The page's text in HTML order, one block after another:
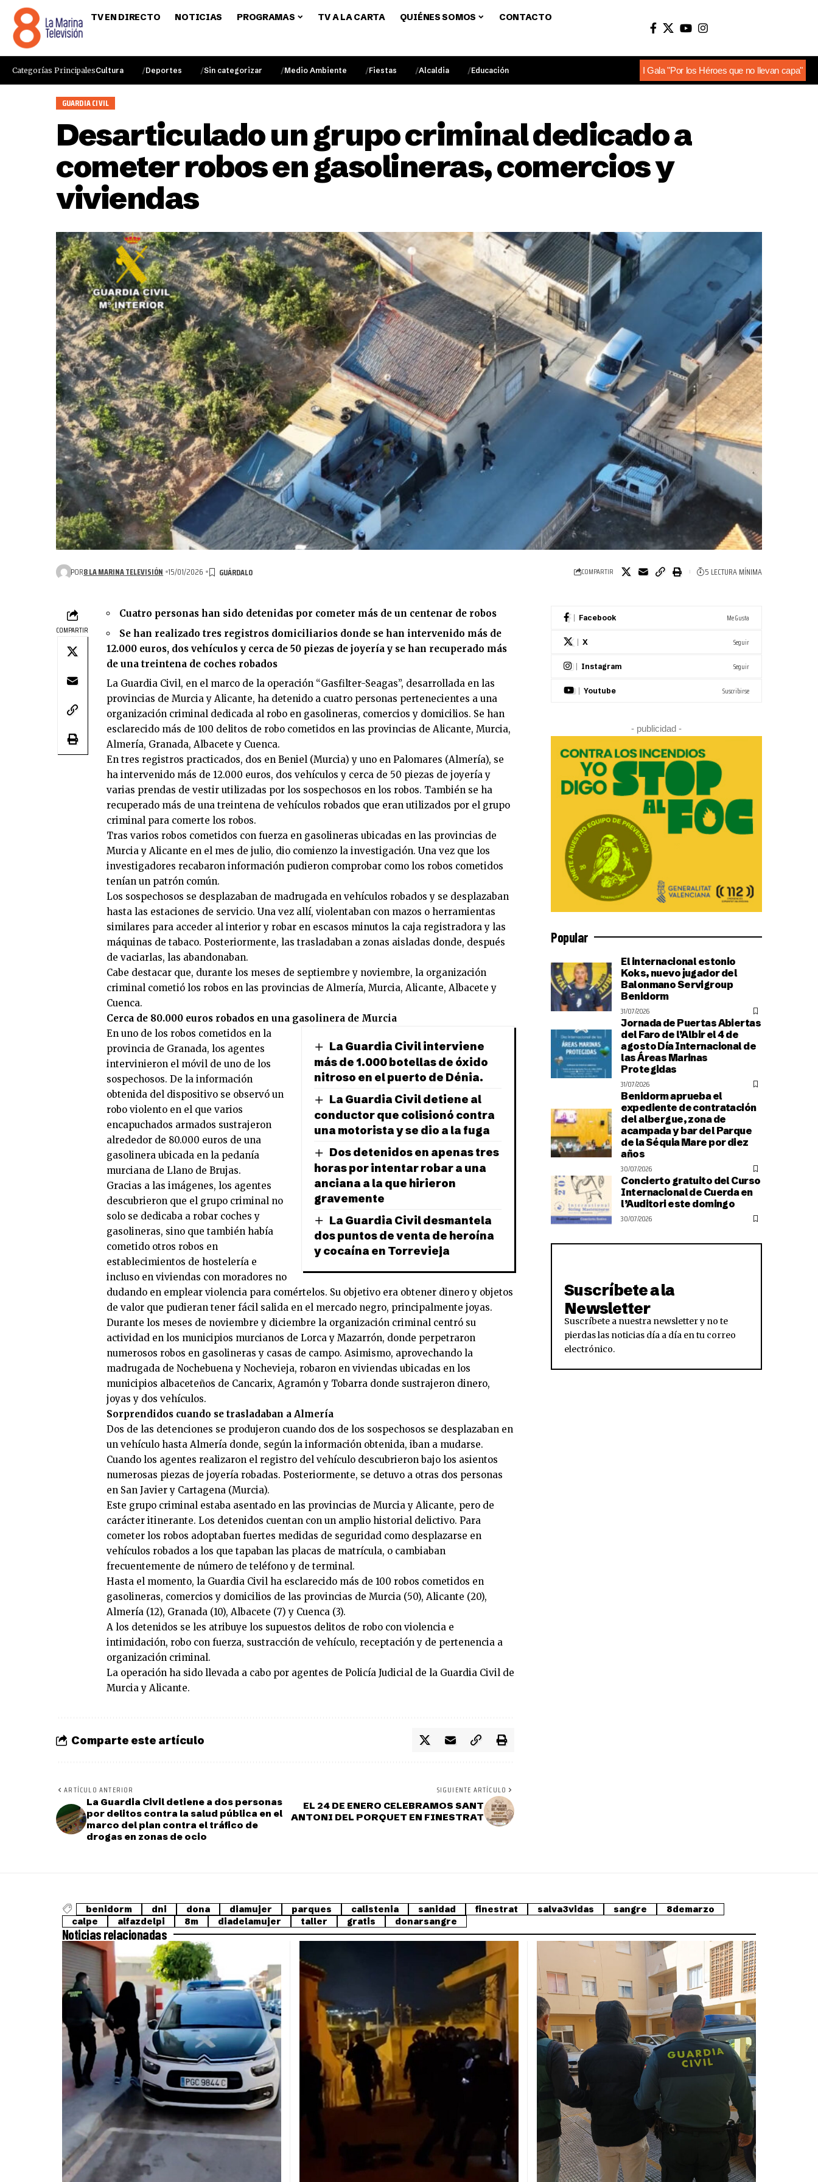
TV EN DIRECTO NOTICIAS PROGRAMAS TV A LA CARTA QUIÉNES SOMOS CONTACTO
Categorías PrincipalesCultura Deportes Sin categorizar Medio Ambiente Fiestas Alcaldia Educación I Gala "Por los Héroes que no llevan capa"
GUARDIA CIVIL
Desarticulado un grupo criminal dedicado a
cometer robos en gasolineras, comercios y
viviendas
POR8 LA MARINA TELEVISIÓN 15/01/2026 COMPARTIR 5 LECTURA MÍNIMA
COMPARTIR
Cuatro personas han sido detenidas por cometer más de un centenar de robos
Se han realizado tres registros domiciliarios donde se han intervenido más de
12.000 euros, dos vehículos y cerca de 50 piezas de joyería y se han recuperado más
de una treintena de coches robados
La Guardia Civil, en el marco de la operación “Gasfilter-Seagas”, desarrollada en las
provincias de Murcia y Alicante, ha detenido a cuatro personas pertenecientes a una
organización criminal dedicada al robo en gasolineras, comercios y domicilios. Se han
esclarecido más de 100 delitos de robo cometidos en las provincias de Alicante, Murcia,
Almería, Granada, Albacete y Cuenca.
En tres registros practicados, dos en Beniel (Murcia) y uno en Palomares (Almería), se
ha intervenido más de 12.000 euros, dos vehículos y cerca de 50 piezas de joyería y
varias prendas de vestir utilizadas por los sospechosos en los robos. También se ha
recuperado más de una treintena de vehículos robados que eran utilizados por el grupo
criminal para comerte los robos.
Tras varios robos cometidos con fuerza en gasolineras ubicadas en las provincias de
Murcia y Alicante en el mes de julio, dio comienzo la investigación. Una vez que los
investigadores recabaron información pudieron comprobar como los robos cometidos
tenían un patrón común.
Los sospechosos se desplazaban de madrugada en vehículos robados y se desplazaban
hasta las estaciones de servicio. Una vez allí, violentaban con mazos o herramientas
similares para acceder al interior y robar en escasos minutos la caja registradora y las
máquinas de tabaco. Posteriormente, las trasladaban a zonas aisladas donde, después
de vaciarlas, las abandonaban.
Cabe destacar que, durante los meses de septiembre y noviembre, la organización
criminal cometió los robos en las provincias de Almería, Murcia, Alicante, Albacete y
Cuenca.
Cerca de 80.000 euros robados en una gasolinera de Murcia
La Guardia Civil interviene
más de 1.000 botellas de óxido
nitroso en el puerto de Dénia.
La Guardia Civil detiene al
conductor que colisionó contra
una motorista y se dio a la fuga
Dos detenidos en apenas tres
horas por intentar robar a una
anciana a la que hirieron
gravemente
La Guardia Civil desmantela
dos puntos de venta de heroína
y cocaína en Torrevieja
En uno de los robos cometidos en la
provincia de Granada, los agentes
intervinieron el móvil de uno de los
sospechosos. De la información
obtenida del dispositivo se observó un
robo violento en el que varios
encapuchados armados sustrajeron
alrededor de 80.000 euros de una
gasolinera ubicada en la pedanía
murciana de Llano de Brujas.
Gracias a las imágenes, los agentes
descubrieron que el grupo criminal no
solo se dedicaba a robar coches y
gasolineras, sino que también había
cometido otros robos en
establecimientos de hostelería e
incluso en viviendas con moradores no
dudando en emplear violencia para comértelos. Su objetivo era obtener dinero y objetos
de valor que pudieran tener fácil salida en el mercado negro, principalmente joyas.
Durante los meses de noviembre y diciembre la organización criminal centró su
actividad en los municipios murcianos de Lorca y Mazarrón, donde perpetraron
numerosos robos en gasolineras y casas de campo. Asimismo, aprovechando la
madrugada de Nochebuena y Nochevieja, robaron en viviendas ubicadas en los
municipios albaceteños de Cancarix, Agramón y Tobarra donde sustrajeron dinero,
joyas y dos vehículos.
Sorprendidos cuando se trasladaban a Almería
Dos de las detenciones se produjeron cuando dos de los sospechosos se desplazaban en
un vehículo hasta Almería donde, según la información obtenida, iban a mudarse.
Cuando los agentes realizaron el registro del vehículo descubrieron bajo los asientos
numerosas piezas de joyería robadas. Posteriormente, se detuvo a otras dos personas
en San Javier y Cartagena (Murcia).
Este grupo criminal estaba asentado en las provincias de Murcia y Alicante, pero de
carácter itinerante. Los detenidos cuentan con un amplio historial delictivo. Para
cometer los robos adoptaban fuertes medidas de seguridad como desplazarse en
vehículos robados a los que tapaban las placas de matrícula, o cambiaban
frecuentemente de número de teléfono y de terminal.
Hasta el momento, la Guardia Civil ha esclarecido más de 100 robos cometidos en
gasolineras, comercios y domicilios de las provincias de Murcia (50), Alicante (20),
Almería (12), Granada (10), Albacete (7) y Cuenca (3).
A los detenidos se les atribuye los supuestos delitos de robo con violencia e
intimidación, robo con fuerza, sustracción de vehículo, receptación y de pertenencia a
organización criminal.
La operación ha sido llevada a cabo por agentes de Policía Judicial de la Guardia Civil de
Murcia y Alicante.
Comparte este artículo
ARTÍCULO ANTERIOR
La Guardia Civil detiene a dos personas
por delitos contra la salud pública en el
marco del plan contra el tráfico de
drogas en zonas de ocio
SIGUIENTE ARTÍCULO
EL 24 DE ENERO CELEBRAMOS SANT
ANTONI DEL PORQUET EN FINESTRAT
Facebook Me Gusta
X Seguir
Instagram Seguir
Youtube Suscribirse
- publicidad -
Popular
El internacional estonio
Koks, nuevo jugador del
Balonmano Servigroup
Benidorm
31/07/2026
Jornada de Puertas Abiertas
del Faro de l’Albir el 4 de
agosto Día Internacional de
las Áreas Marinas
Protegidas
31/07/2026
Benidorm aprueba el
expediente de contratación
del albergue, zona de
acampada y bar del Parque
de la Séquia Mare por diez
años
30/07/2026
Concierto gratuito del Curso
Internacional de Cuerda en
l’Auditori este domingo
30/07/2026
Suscríbete a la
Newsletter
Suscríbete a nuestra newsletter y no te
pierdas las noticias día a día en tu correo
electrónico.
benidorm dni dona diamujer parques calistenia sanidad finestrat salva3vidas sangre
8demarzo
calpe
alfazdelpi 8m diadelamujer taller gratis donarsangre
Noticias relacionadas